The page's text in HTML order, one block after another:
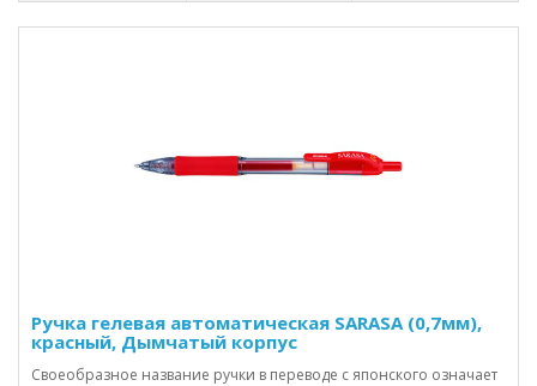
Ручка гелевая автоматическая SARASA (0,7мм),
красный, Дымчатый корпус
Своеобразное название ручки в переводе с японского означает